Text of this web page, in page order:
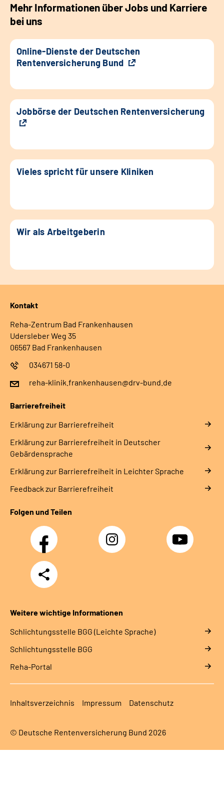
Mehr Informationen über Jobs und Karriere
bei uns
Online-Dienste der Deutschen
Rentenversicherung Bund
Jobbörse der Deutschen Rentenversicherung
Vieles spricht für unsere Kliniken
Wir als Arbeitgeberin
Kontakt
Reha-Zentrum Bad Frankenhausen
Udersleber Weg 35
06567 Bad Frankenhausen
034671 58-0
reha-klinik.frankenhausen@drv-bund.de
Barrierefreiheit
Erklärung zur Barrierefreiheit
Erklärung zur Barrierefreiheit in Deutscher
Gebärdensprache
Erklärung zur Barrierefreiheit in Leichter Sprache
Feedback zur Barrierefreiheit
Folgen und Teilen
Facebook Instagram YouTube
Teilen
Weitere wichtige Informationen
Schlich­tungs­stel­le BGG (Leichte Sprache)
Schlich­tungs­stel­le BGG
Reha-Portal
Inhaltsverzeichnis Impressum Datenschutz
© Deutsche Rentenversicherung Bund 2026